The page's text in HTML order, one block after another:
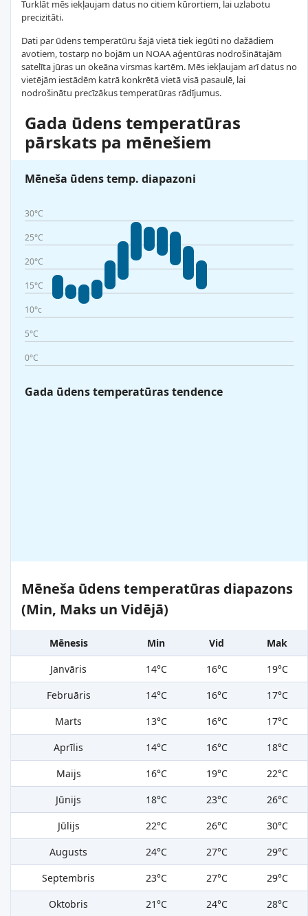
Turklāt mēs iekļaujam datus no citiem kūrortiem, lai uzlabotu
precizitāti.
Dati par ūdens temperatūru šajā vietā tiek iegūti no dažādiem
avotiem, tostarp no bojām un NOAA aģentūras nodrošinātajām
satelīta jūras un okeāna virsmas kartēm. Mēs iekļaujam arī datus no
vietējām iestādēm katrā konkrētā vietā visā pasaulē, lai
nodrošinātu precīzākus temperatūras rādījumus.
Gada ūdens temperatūras
pārskats pa mēnešiem
Mēneša ūdens temp. diapazoni
30°C
25°C
20°C
15°C
10°c
5°C
0°C
Gada ūdens temperatūras tendence
Mēneša ūdens temperatūras diapazons
(Min, Maks un Vidējā)
Mēnesis Min Vid
Mak
Janvāris
14°C 16°C
19°C
Februāris
14°C 16°C
17°C
Marts
13°C 16°C
17°C
Aprīlis
14°C 16°C
18°C
Maijs
16°C 19°C
22°C
Jūnijs
18°C 23°C
26°C
Jūlijs
22°C 26°C
30°C
Augusts
24°C 27°C
29°C
Septembris
23°C 27°C
29°C
Oktobris
21°C 24°C
28°C